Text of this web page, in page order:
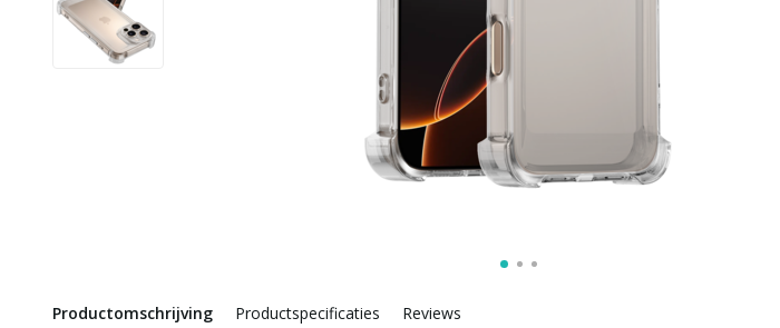
Productomschrijving Productspecificaties Reviews